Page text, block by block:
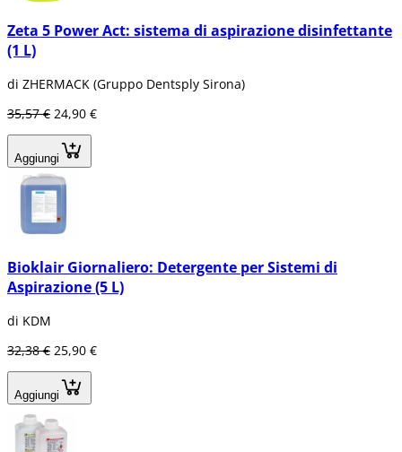
Zeta 5 Power Act: sistema di aspirazione disinfettante
(1 L)
di ZHERMACK (Gruppo Dentsply Sirona)
35,57 € 24,90 €
Aggiungi
Bioklair Giornaliero: Detergente per Sistemi di
Aspirazione (5 L)
di KDM
32,38 € 25,90 €
Aggiungi